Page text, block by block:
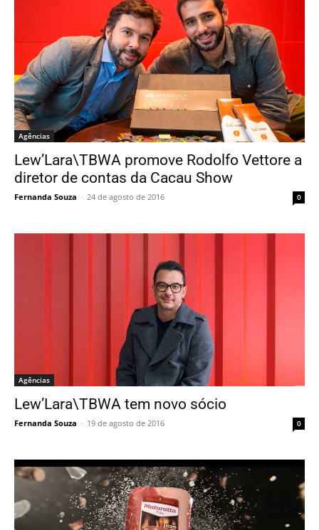
Agências
Lew’Lara\TBWA promove Rodolfo Vettore a
diretor de contas da Cacau Show
Fernanda Souza - 24 de agosto de 2016 0
Agências
Lew’Lara\TBWA tem novo sócio
Fernanda Souza - 19 de agosto de 2016 0